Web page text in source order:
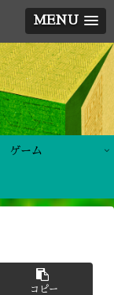
MENU
ゲーム
コピー